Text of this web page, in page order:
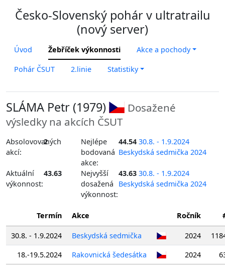
Česko-Slovenský pohár v ultratrailu
(nový server)
Úvod Žebříček výkonnosti Akce a pochody
Pohár ČSUT 2.linie Statistiky
SLÁMA Petr (1979)
Dosažené
výsledky na akcích ČSUT
Absolovovaných
akcí:
2
Nejlépe
bodovaná
akce:
44.54 30.8. - 1.9.2024
Beskydská sedmička 2024
Aktuální
výkonnost:
43.63
Nejvyšší
dosažená
výkonnost:
43.63 30.8. - 1.9.2024
Beskydská sedmička 2024
Termín Akce Ročník
30.8. - 1.9.2024 Beskydská sedmička 2024
18.-19.5.2024
Rakovnická šedesátka 2024